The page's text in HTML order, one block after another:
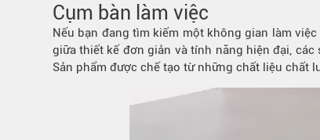
Cụm bàn làm việc
Nếu bạn đangtìm kiếm một không gian làm
giữathiết kế đơn giản và tính năng hiện đại,
Sản phẩm được chế tạo từ những chất liệu chất